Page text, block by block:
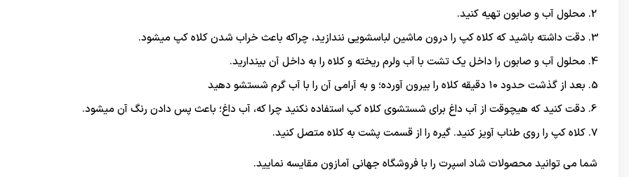
محلول آب و صابون تهیه کنید.
دقت داشته باشید که کلاه کپ را درون ماشین لباسشویی نندازید، چراکه باعث خراب شدن کلاه کپ میشود.
محلول آب و صابون را داخل یک تشت با آب ولرم ریخته و کلاه را به داخل آن بیندارید.
بعد از گذشت حدود ۱۰ دقیقه کلاه را بیرون آورده؛ و به آرامی آن را با آب گرم شستشو دهید
دقت کنید که هیچوقت از آب داغ برای شستشوی کلاه کپ استفاده نکنید چرا که، آب داغ؛ باعث پس دادن رنگ آن میشود.
کلاه کپ را روی طناب آویز کنید. گیره را از قسمت پشت به کلاه متصل کنید.
شما می توانید محصولات شاد اسپرت را با فروشگاه جهانیآمازون مقایسه نمایید.